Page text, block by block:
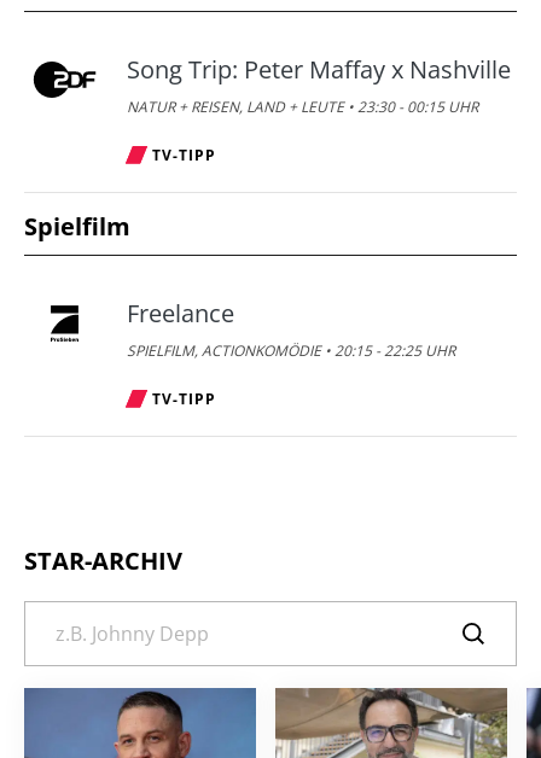
Song Trip: Peter Maffay x Nashville
NATUR + REISEN, LAND + LEUTE • 23:30 - 00:15 UHR
TV-TIPP
Spielfilm
Freelance
SPIELFILM, ACTIONKOMÖDIE • 20:15 - 22:25 UHR
TV-TIPP
STAR-ARCHIV